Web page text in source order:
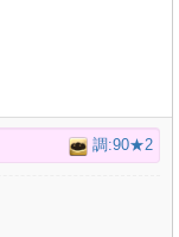
調:90★2